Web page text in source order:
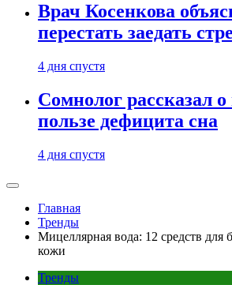
Врач Косенкова
перестать заедать
4 дня спустя
Сомнолог рассказал
пользе дефицита сна
4 дня спустя
Главная
Тренды
Мицеллярная вода: 12 средств для
кожи
Тренды